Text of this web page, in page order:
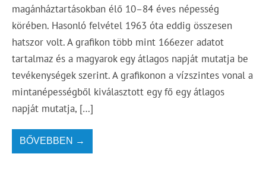
magánháztartásokban élő 10–84 éves népesség
körében. Hasonló felvétel 1963 óta eddig összesen
hatszor volt. A grafikon több mint 166ezer adatot
tartalmaz és a magyarok egy átlagos napját mutatja be
tevékenységek szerint. A grafikonon a vízszintes vonal a
mintanépességből kiválasztott egy fő egy átlagos
napját mutatja, […]
BŐVEBBEN →